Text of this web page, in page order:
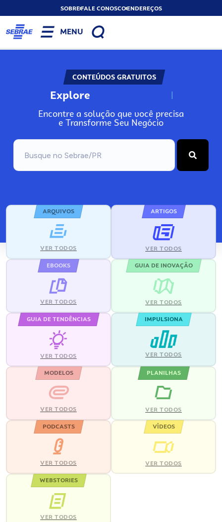
SOBREFALE CONOSCOENDEREÇOS
MENU
CONTEÚDOS GRATUITOS
Explore N
Encontre a solução que você precisa
e Transforme Seu Negócio
ARQUIVOS
VER TODOS
ARTIGOS
VER TODOS
EBOOKS
VER TODOS
GUIA DE INOVAÇÃO
VER TODOS
GUIA DE TENDÊNCIAS
VER TODOS
IMPULSIONA
VER TODOS
MODELOS
VER TODOS
PLANILHAS
VER TODOS
PODCASTS
VER TODOS
VÍDEOS
VER TODOS
WEBSTORIES
VER TODOS